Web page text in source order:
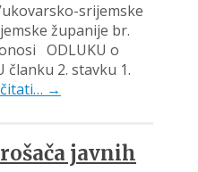
srijemske
županije br.
ODLUKU o
2. stavku 1.
→
javnih